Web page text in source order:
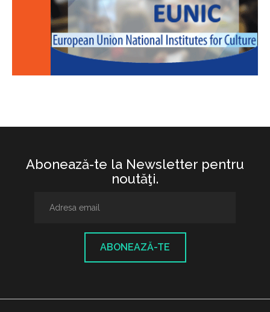
Abonează-te la Newsletter pentru
noutăţi.
ABONEAZĂ-TE